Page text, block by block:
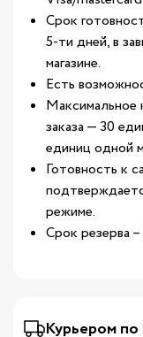
Срок
5-ти дней, в
магазине.
Есть
Максимальное
заказа — 30
единиц одной
Готовность к
режиме.
Срок резерва
Курьером